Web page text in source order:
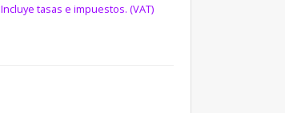
Incluye tasas e impuestos. (VAT)